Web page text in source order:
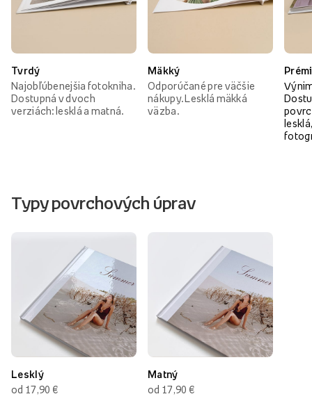
Tvrdý
Najobľúbenejšia fotokniha.
Dostupná v dvoch
verziách: lesklá a matná.
Mäkký
Odporúčané pre väčšie
nákupy. Lesklá mäkká
väzba.
Typy povrchových úprav
Lesklý
od 17,90 €
Matný
od 17,90 €